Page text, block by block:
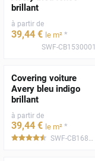
brillant
à partir de
39,44 € le m² *
SWF-CB1530001
Covering voiture
Avery bleu indigo
brillant
à partir de
39,44 € le m² *
***** SWF-CB1680001